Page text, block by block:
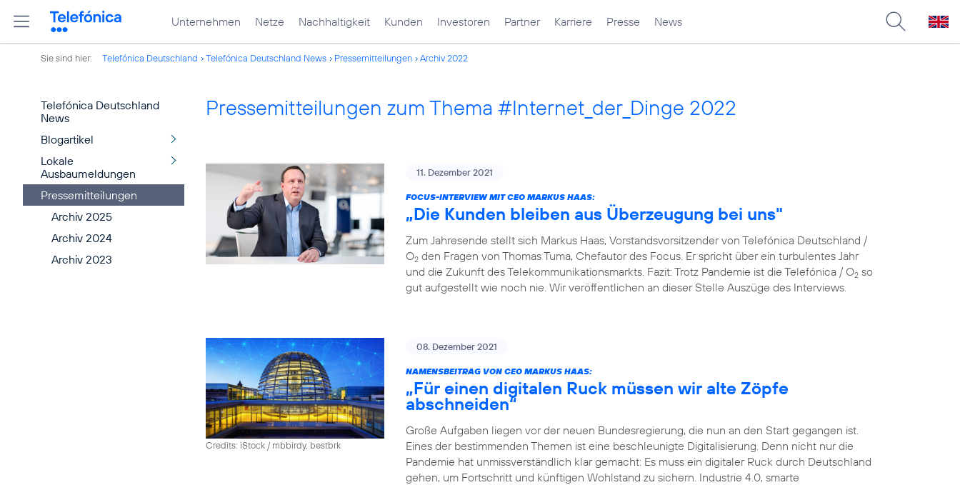
Unternehmen Netze Nachhaltigkeit Kunden Investoren Partner Karriere Presse News
Sie sind hier: Telefónica Deutschland Telefónica Deutschland News Pressemitteilungen Archiv 2022
Telefónica Deutschland
News
Blogartikel
Lokale
Ausbaumeldungen
Pressemitteilungen
Archiv 2025
Archiv 2024
Archiv 2023
Pressemitteilungen zum Thema #Internet_der_Dinge 2022
11. Dezember 2021
FOCUS-INTERVIEW MIT CEO MARKUS HAAS:
„Die Kunden bleiben aus Überzeugung bei uns"
Zum Jahresende stellt sich Markus Haas, Vorstandsvorsitzender von Telefónica Deutschland /
O2 den Fragen von Thomas Tuma, Chefautor des Focus. Er spricht über ein turbulentes Jahr
und die Zukunft des Telekommunikationsmarkts. Fazit: Trotz Pandemie ist die Telefónica / O2 so
gut aufgestellt wie noch nie. Wir veröffentlichen an dieser Stelle Auszüge des Interviews.
Credits: iStock / mbbirdy, bestbrk
08. Dezember 2021
NAMENSBEITRAG VON CEO MARKUS HAAS:
„Für einen digitalen Ruck müssen wir alte Zöpfe
abschneiden“
Große Aufgaben liegen vor der neuen Bundesregierung, die nun an den Start gegangen ist.
Eines der bestimmenden Themen ist eine beschleunigte Digitalisierung. Denn nicht nur die
Pandemie hat unmissverständlich klar gemacht: Es muss ein digitaler Ruck durch Deutschland
gehen, um Fortschritt und künftigen Wohlstand zu sichern. Industrie 4.0, smarte